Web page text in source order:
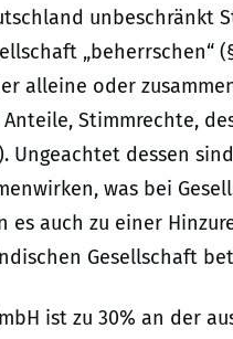
unbeschränkt
„beherrschen“
alleine oder
Stimmrechte,
Ungeachtet dessen
was bei
es auch zu einer
Gesellschaft
ist zu 30% an der